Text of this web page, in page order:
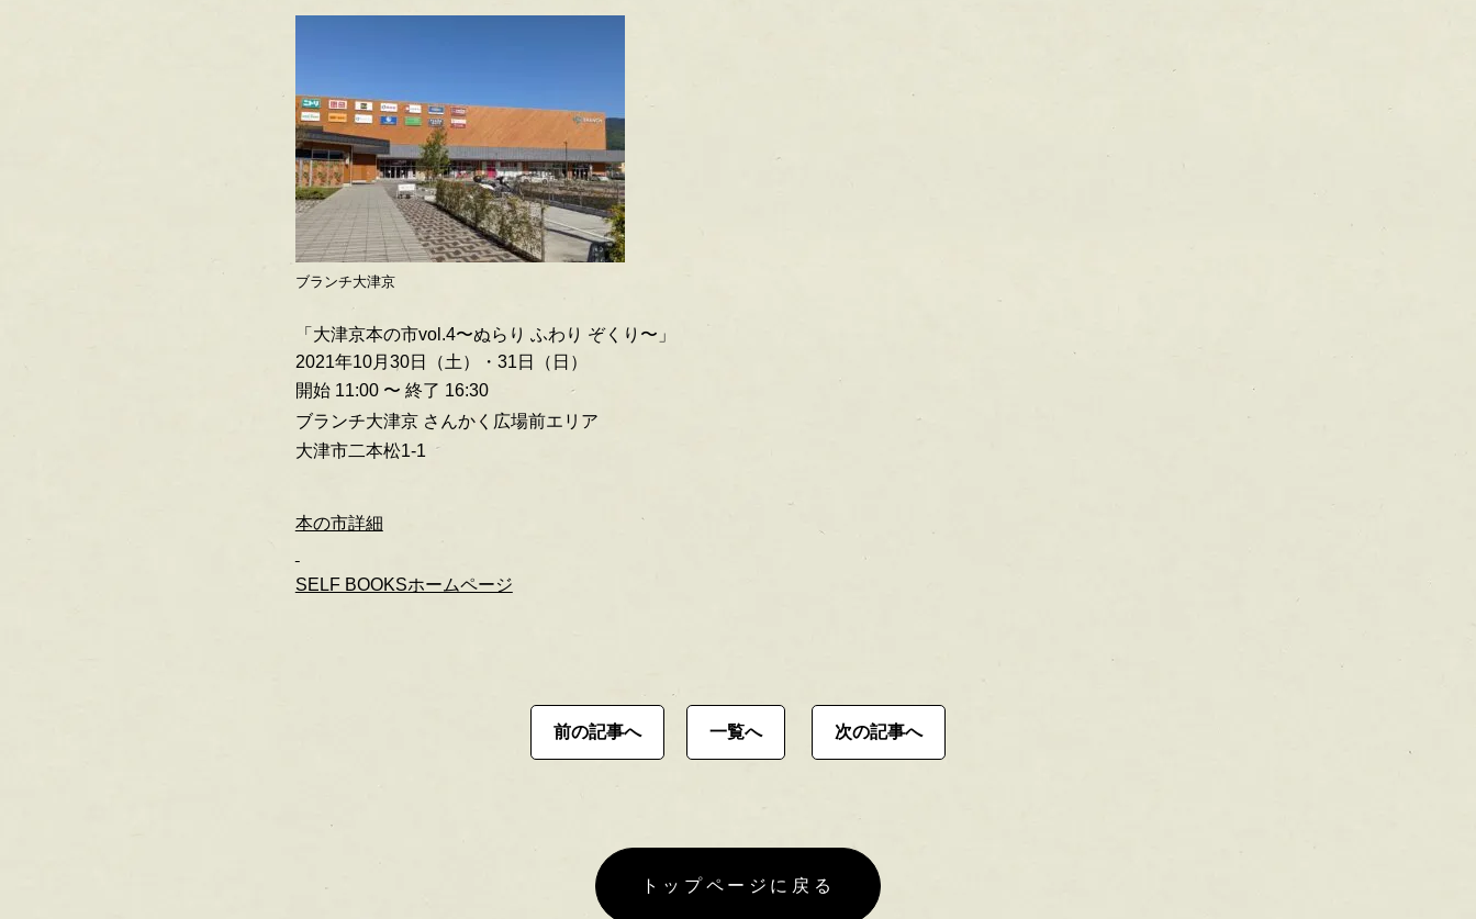
ブランチ大津京
「大津京本の市vol.4〜ぬらり ふわり ぞくり〜」
2021年10月30日（土）・31日（日）
開始 11:00 〜 終了 16:30
ブランチ大津京 さんかく広場前エリア
大津市二本松1-1
本の市詳細
SELF BOOKSホームページ
前の記事へ 一覧へ 次の記事へ
トップページに戻る